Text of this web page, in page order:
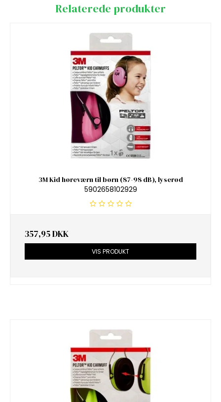
Relaterede produkter
3M Kid høreværn til børn (87-98 dB), lyserød
5902658102929
357,95 DKK
VIS PRODUKT